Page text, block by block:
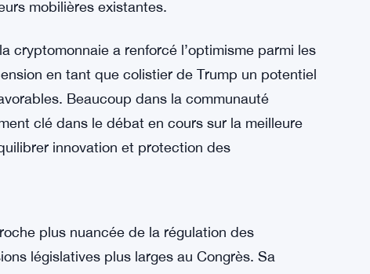
Paysage Politique
cryptomonnaies a fortement résonné au sein
période de contrôle accru et de défis
blockchain importants. Sa position contraste
qui privilégie une supervision stricte
mobilières existantes.
cryptomonnaie a renforcé l’optimisme parmi les
en tant que colistier de Trump un potentiel
Beaucoup dans la communauté